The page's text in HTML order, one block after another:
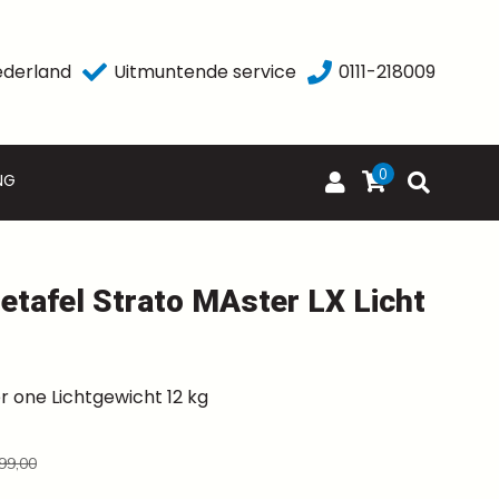
Uitmuntende service 0111-218009
0
Strato MAster LX Licht
one Lichtgewicht 12 kg